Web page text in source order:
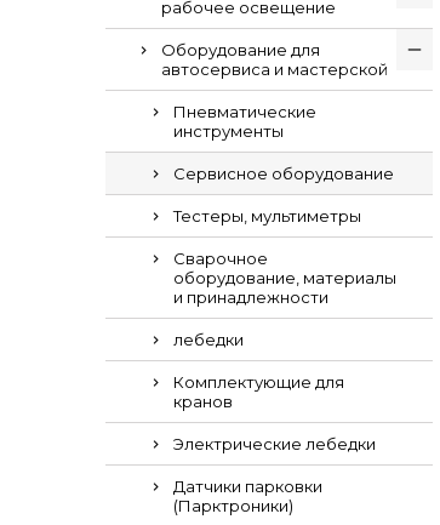
рабочее освещение
Оборудование для
автосервиса и мастерской
Пневматические
инструменты
Сервисное оборудование
Тестеры, мультиметры
Сварочное
оборудование, материалы
и принадлежности
лебедки
Комплектующие для
кранов
Электрические лебедки
Датчики парковки
(Парктроники)